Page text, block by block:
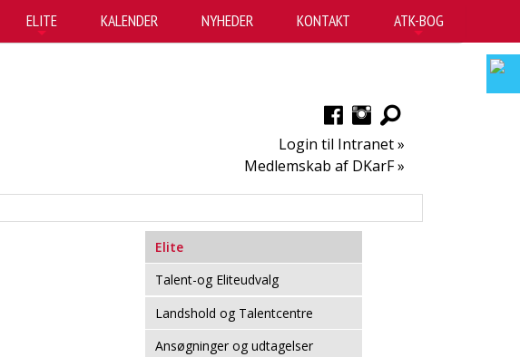
ELITE KALENDER NYHEDER KONTAKT ATK-BOG
Login til Intranet »
Medlemskab af DKarF »
Elite
Talent-og Eliteudvalg
Landshold og Talentcentre
Ansøgninger og udtagelser